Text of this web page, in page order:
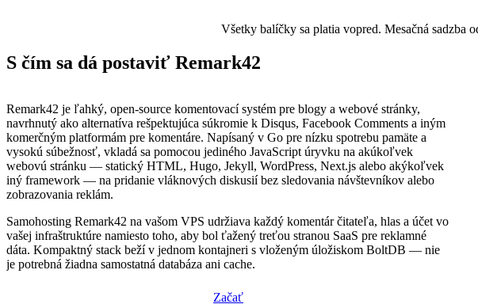
Všetky balíčky sa platia vopred. Mesačná sadzba
S čím sa dá postaviť Remark42
Remark42 je ľahký, open-source komentovací systém pre blogy a webové stránky,
navrhnutý ako alternatíva rešpektujúca súkromie k Disqus, Facebook Comments a iným
komerčným platformám pre komentáre. Napísaný v Go pre nízku spotrebu pamäte a
vysokú súbežnosť, vkladá sa pomocou jediného JavaScript úryvku na akúkoľvek
webovú stránku — statický HTML, Hugo, Jekyll, WordPress, Next.js alebo akýkoľvek
iný framework — na pridanie vláknových diskusií bez sledovania návštevníkov alebo
zobrazovania reklám.
Samohosting Remark42 na vašom VPS udržiava každý komentár čitateľa, hlas a účet vo
vašej infraštruktúre namiesto toho, aby bol ťažený treťou stranou SaaS pre reklamné
dáta. Kompaktný stack beží v jednom kontajneri s vloženým úložiskom BoltDB — nie
je potrebná žiadna samostatná databáza ani cache.
Začať